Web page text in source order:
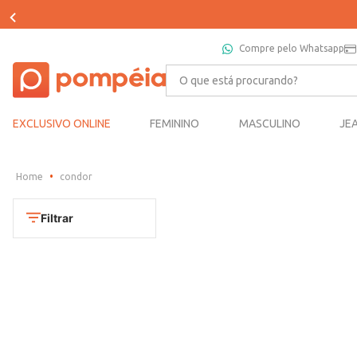
Compre pelo Whatsapp
O que está procurando?
EXCLUSIVO ONLINE FEMININO MASCULINO
condor
Filtrar